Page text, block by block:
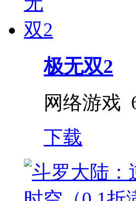
极无双2
网络游戏
下载